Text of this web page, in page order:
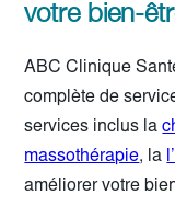
votre bien-
ABC Clinique
complète de
services inclus la
massothérapie, la
améliorer votre